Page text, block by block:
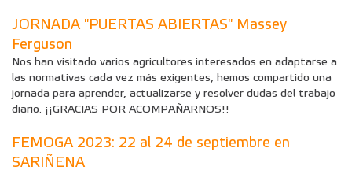
JORNADA "PUERTAS ABIERTAS" Massey
Ferguson
Nos han visitado varios agricultores interesados en adaptarse a
las normativas cada vez más exigentes, hemos compartido una
jornada para aprender, actualizarse y resolver dudas del trabajo
diario. ¡¡GRACIAS POR ACOMPAÑARNOS!!
FEMOGA 2023: 22 al 24 de septiembre en
SARIÑENA